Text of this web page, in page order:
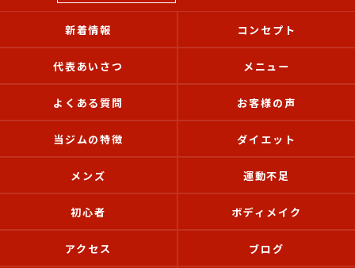
新着情報 コンセプト
代表あいさつ メニュー
よくある質問 お客様の声
当ジムの特徴 ダイエット
メンズ 運動不足
初心者 ボディメイク
アクセス ブログ